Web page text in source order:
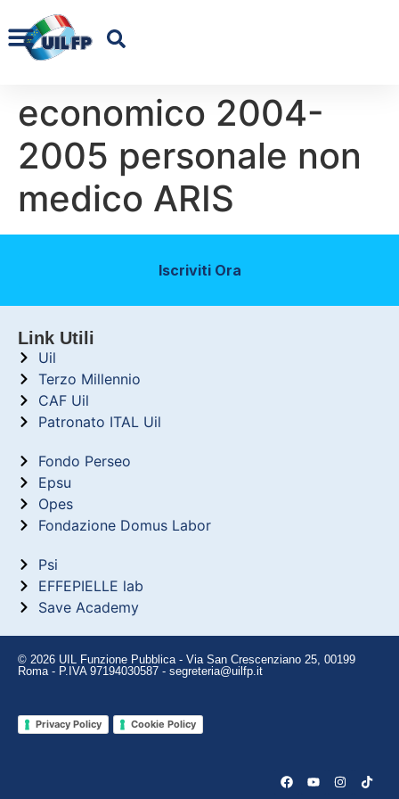
economico 2004-
2005 personale non
medico ARIS
Iscriviti Ora
Link Utili
Uil
Terzo Millennio
CAF Uil
Patronato ITAL Uil
Fondo Perseo
Epsu
Opes
Fondazione Domus Labor
Psi
EFFEPIELLE lab
Save Academy
© 2026 UIL Funzione Pubblica - Via San Crescenziano 25, 00199
Roma - P.IVA 97194030587 - segreteria@uilfp.it
Privacy Policy Cookie Policy